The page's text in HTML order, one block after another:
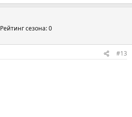
Рейтинг сезона: 0
#13